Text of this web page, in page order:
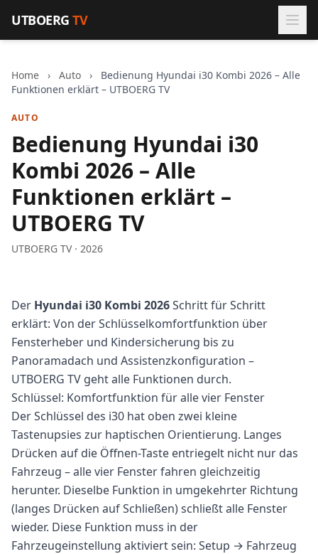
UTBOERGTV
Home › Auto ›
Bedienung Hyundai i30 Kombi 2026 – Alle
Funktionen erklärt – UTBOERG TV
AUTO
Bedienung Hyundai i30
Kombi 2026 – Alle
Funktionen erklärt –
UTBOERG TV
UTBOERG TV · 2026
Der Hyundai i30 Kombi 2026Schritt für Schritt
erklärt: Von der Schlüsselkomfortfunktion über
Fensterheber und Kindersicherung bis zu
Panoramadach und Assistenzkonfiguration –
UTBOERG TV geht alle Funktionen durch.
Schlüssel: Komfortfunktion für alle vier Fenster
Der Schlüssel des i30 hat oben zwei kleine
Tastenupsies zur haptischen Orientierung. Langes
Drücken auf die Öffnen-Taste entriegelt nicht nur das
Fahrzeug – alle vier Fenster fahren gleichzeitig
herunter. Dieselbe Funktion in umgekehrter Richtung
(langes Drücken auf Schließen) schließt alle Fenster
wieder. Diese Funktion muss in der
Fahrzeugeinstellung aktiviert sein: Setup → Fahrzeug